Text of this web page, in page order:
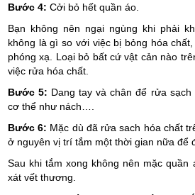
Bước 4: Cởi bỏ hết quần áo.
Bạn không nên ngại ngùng khi phải
không là gì so với việc bị bỏng hóa
phóng xạ. Loại bỏ bất cứ vật cản nào
việc rửa hóa chất.
Bước 5: Dang tay và chân để rửa
cơ thể như nách….
Bước 6: Mặc dù đã rửa sach hóa chất
ở nguyên vị trí tắm một thời gian nữa để
Sau khi tắm xong không nên mặc quần
xát vết thương.